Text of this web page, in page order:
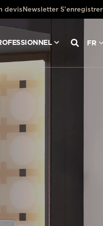
devis Newsletter S’enregistrer
FR